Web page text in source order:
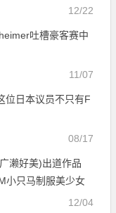
12/22
吐槽豪客赛中
11/07
位日本议员不只有F
08/17
濑好美)出道作品
小只马制服美少女
大叔肉棒」含到超
12/04